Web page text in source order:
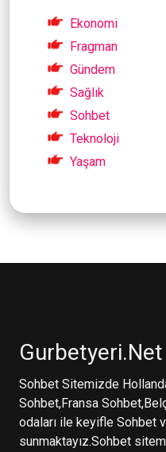
Ekonomi
Fragman
Gündem
Sağlık
Sohbet
Teknoloji
Yaşam
Gurbetyeri.Net
Sohbet Sitemizde
Sohbet,Fransa
odaları ile keyifle Sohbet
sunmaktayız.Sohbet